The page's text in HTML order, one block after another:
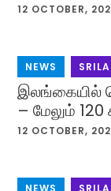
12 OCTOBER,
NEWS
இலங்கையில்
– மேலும்
12 OCTOBER,